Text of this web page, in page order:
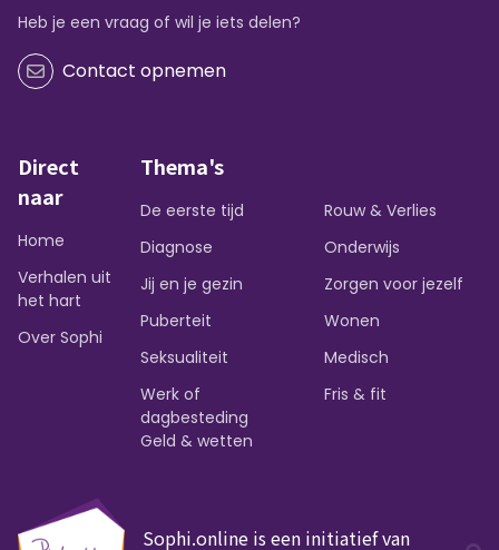
Heb je een vraag of wil je iets delen?
Contact opnemen
Direct
naar
Home
Verhalen uit
het hart
Over Sophi
Thema's
De eerste tijd
Diagnose
Jij en je gezin
Puberteit
Seksualiteit
Werk of
dagbesteding
Rouw & Verlies
Onderwijs
Zorgen voor jezelf
Wonen
Medisch
Fris & fit
Geld & wetten
Sophi.online is een initiatief van